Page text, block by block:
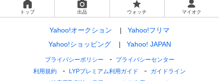
トップ 出品 ウォッチ マイオク
Yahoo!オークション
Yahoo!フリマ
Yahoo!ショッピング
Yahoo! JAPAN
プライバシーポリシー
プライバシーセンター
利用規約
LYPプレミアム利用ガイド
ガイドライン